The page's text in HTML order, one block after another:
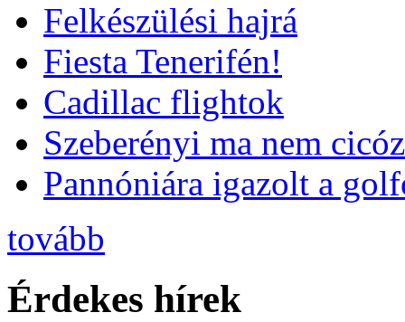
Felkészülési hajrá
Fiesta Tenerifén!
Cadillac flightok
Szeberényi ma nem
Pannóniára igazolt a
tovább
Érdekes hírek